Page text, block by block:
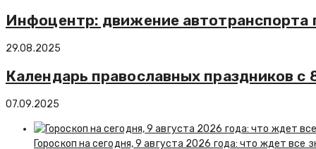
Инфоцентр: движение
29.08.2025
Календарь православных праздников
07.09.2025
Гороскоп на сегодня, 9 августа 2026 года: что ждет все